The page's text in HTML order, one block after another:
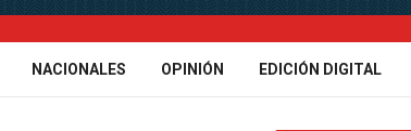
NACIONALES OPINIÓN EDICIÓN DIGITAL